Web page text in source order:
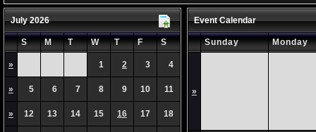
July 2026
S M T W T F S
» 1 2 3 4
» 5 6 7 8 9 10 11
» 12 13 14 15 16 17 18
Event Calendar
Sunday Monday
»